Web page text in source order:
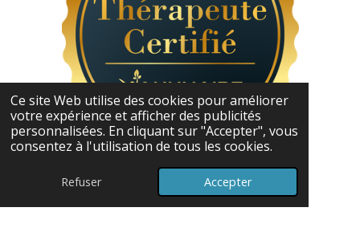
Ce site Web utilise des cookies pour améliorer
votre expérience et afficher des publicités
personnalisées. En cliquant sur "Accepter", vous
consentez à l'utilisation de tous les cookies.
Refuser Accepter
Propulsé parWebador